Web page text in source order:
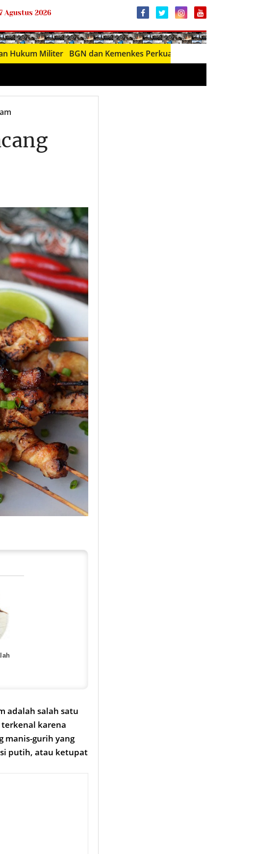
Agustus 2026
BGN dan Kemenkes Perkuat Sinergi Program Makan
adalah salah satu
karena
manis-gurih yang
putih, atau ketupat